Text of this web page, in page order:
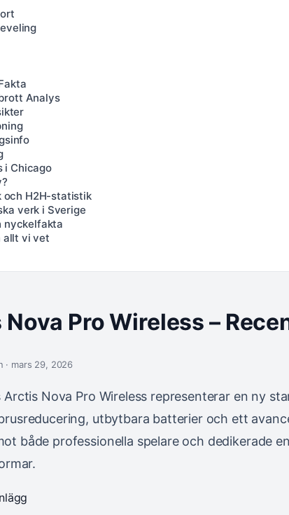
Analys
i Chicago
och H2H-statistik
verk i Sverige
nyckelfakta
allt vi vet
Pro Wireless –
· mars 29, 2026
Arctis Nova Pro Wireless representerar en ny
utbytbara batterier och ett
både professionella spelare och dedikerade